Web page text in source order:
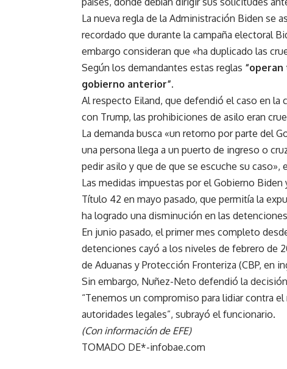
La nueva regla de la Administración Biden se
recordado que durante la campaña electoral
embargo consideran que «ha duplicado las
Según los demandantes estas reglas
gobierno anterior”.
Al respecto Eiland, que defendió el caso en
con Trump, las prohibiciones de asilo eran
La demanda busca «un retorno por parte del
una persona llega a un puerto de ingreso o
pedir asilo y que de que se escuche su caso»,
Las medidas impuestas por el Gobierno
Título 42 en mayo pasado, que permitía la
ha logrado una disminución en las
En junio pasado, el primer mes completo
detenciones cayó a los niveles de febrero de
de Aduanas y Protección Fronteriza (CBP, en
Sin embargo, Nuñez-Neto defendió la
“Tenemos un compromiso para lidiar contra
autoridades legales”, subrayó el funcionario.
(Con información de EFE)
TOMADO DE*-infobae.com